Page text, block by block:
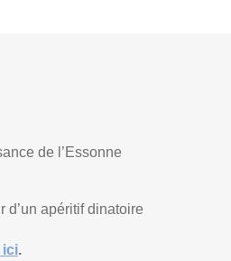
de l’Essonne
d’un apéritif dinatoire
ici.